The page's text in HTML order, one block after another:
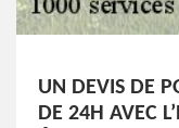
UN DEVIS DE
DE 24H AVEC